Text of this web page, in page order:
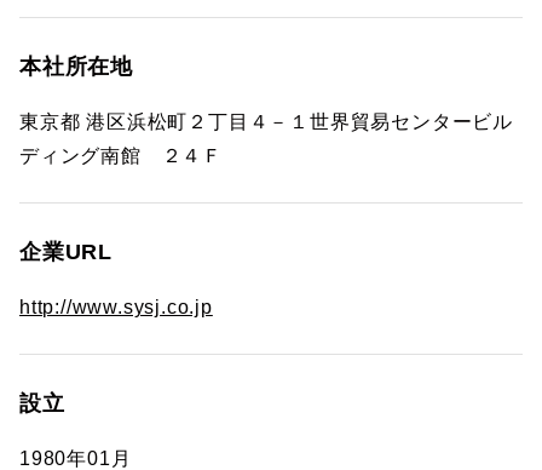
本社所在地
東京都 港区浜松町２丁目４－１世界貿易センタービル
ディング南館 ２４Ｆ
企業URL
http://www.sysj.co.jp
設立
1980年01月